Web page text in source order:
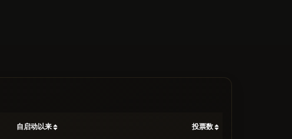
自启动以来 投票数